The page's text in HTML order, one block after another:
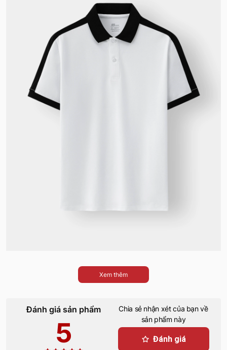
Xem thêm
Đánh giá sản phẩm
5
Chia sẻ nhận xét của bạn về
sản phẩm này
Đánh giá